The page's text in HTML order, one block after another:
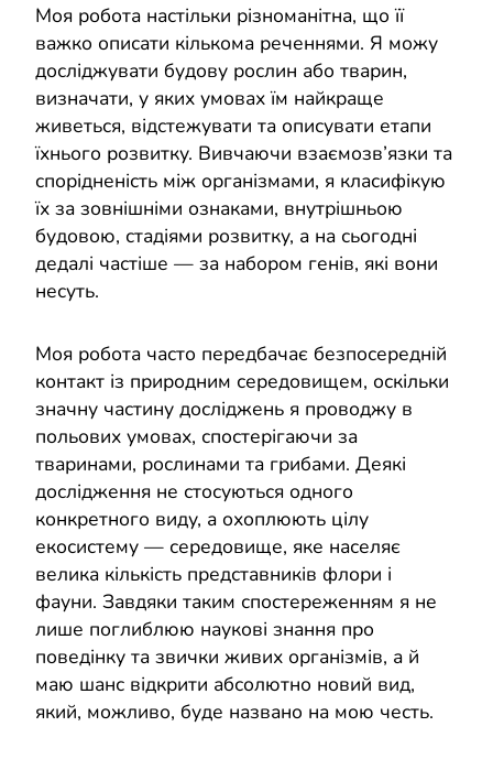
Моя робота настільки різноманітна, що її
важко описати кількома реченнями. Я можу
досліджувати будову рослин або тварин,
визначати, у яких умовах їм найкраще
живеться, відстежувати та описувати етапи
їхнього розвитку. Вивчаючи взаємозв’язки та
спорідненість між організмами, я класифікую
їх за зовнішніми ознаками, внутрішньою
будовою, стадіями розвитку, а на сьогодні
дедалі частіше — за набором генів, які вони
несуть.
Моя робота часто передбачає безпосередній
контакт із природним середовищем, оскільки
значну частину досліджень я проводжу в
польових умовах, спостерігаючи за
тваринами, рослинами та грибами. Деякі
дослідження не стосуються одного
конкретного виду, а охоплюють цілу
екосистему — середовище, яке населяє
велика кількість представників флори і
фауни. Завдяки таким спостереженням я не
лише поглиблюю наукові знання про
поведінку та звички живих організмів, а й
маю шанс відкрити абсолютно новий вид,
який, можливо, буде названо на мою честь.